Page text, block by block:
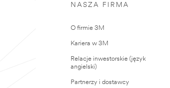
NASZA FIRMA
O firmie 3M
Kariera w 3M
Relacje inwestorskie (język
angielski)
Partnerzy i dostawcy